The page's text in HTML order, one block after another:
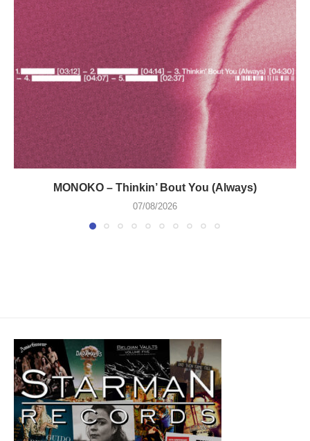
MONOKO – Thinkin’ Bout You (Always)
07/08/2026